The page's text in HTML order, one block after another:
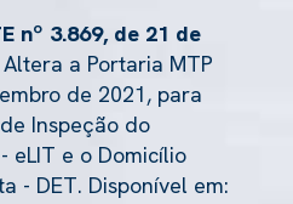
nº 3.869, de 21 de
a Portaria MTP
de 2021, para
Inspeção do
eLIT e o Domicílio
- DET. Disponível em: